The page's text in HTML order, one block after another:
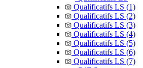
Qualificatifs LS (1)
Qualificatifs LS (2)
Qualificatifs LS (3)
Qualificatifs LS (4)
Qualificatifs LS (5)
Qualificatifs LS (6)
Qualificatifs LS (7)